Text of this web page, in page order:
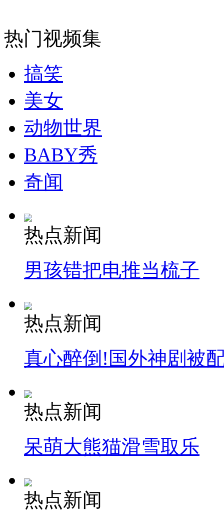
山西运城恶犬咬伤多人 警民合力深夜将其击毙
女孩北京地铁殴打老人 痛下狠手拳打脚踢
无痛分娩是否安全 医生回应
走！跟着总书记去植树
纽约上演“枕头大战”
司机酒驾遇交警 急速倒车逃窜
热门视频集
搞笑
美女
动物世界
BABY秀
奇闻
热点新闻
男孩错把电推当梳子
热点新闻
真心醉倒!国外神剧被
热点新闻
呆萌大熊猫滑雪取乐
热点新闻